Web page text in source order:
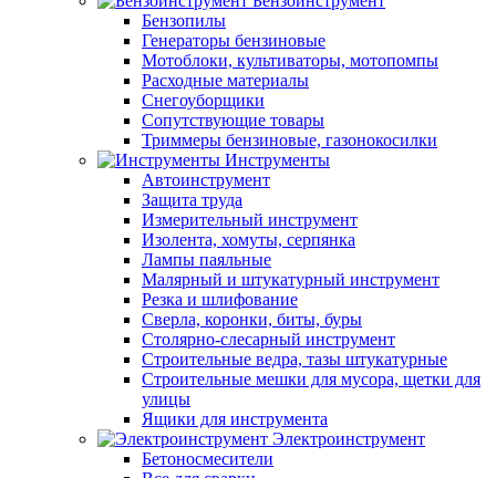
Бензопилы
Генераторы бензиновые
Мотоблоки, культиваторы, мотопомпы
Расходные материалы
Снегоуборщики
Сопутствующие товары
Триммеры бензиновые, газонокосилки
Инструменты
Автоинструмент
Защита труда
Измерительный инструмент
Изолента, хомуты, серпянка
Лампы паяльные
Малярный и штукатурный инструмент
Резка и шлифование
Сверла, коронки, биты, буры
Столярно-слесарный инструмент
Строительные ведра, тазы штукатурные
Строительные мешки для мусора, щетки для
улицы
Ящики для инструмента
Электроинструмент
Бетоносмесители